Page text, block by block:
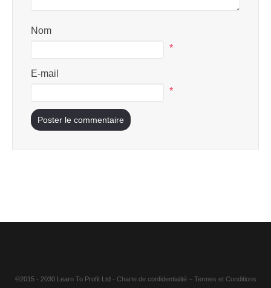
Nom
*
E-mail
*
©2015 - 2030 Learn To Profit Ltd - Charte de confidentialité– Termes et Conditions